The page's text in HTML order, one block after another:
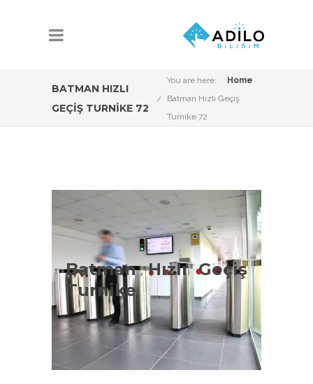
BATMAN HIZLI
GEÇIŞ TURNIKE 72
You are here:
Home
Batman Hızlı Geçiş
Turnike 72
Batman Hızlı Geçiş
Turnike
Batman Hızlı Geçiş
Turnike Çeşitleri
Batman Vip Turnike Sistemleri
konusunda Adilo Bilişim olarak
aşağıdaki ürün çeşitleri ile
hizmetinizdeyiz.